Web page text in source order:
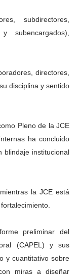
subdirectores,
subencargados),
directores,
disciplina y sentido
Pleno de la JCE
ha concluido
blindaje institucional
la JCE está
preliminar del
(CAPEL) y sus
y cuantitativo sobre
miras a diseñar